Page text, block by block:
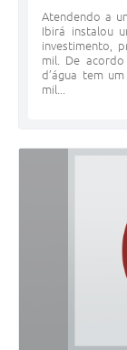
Atendendo a
Ibirá instalou
investimento,
mil. De acordo
d’água tem
mil...